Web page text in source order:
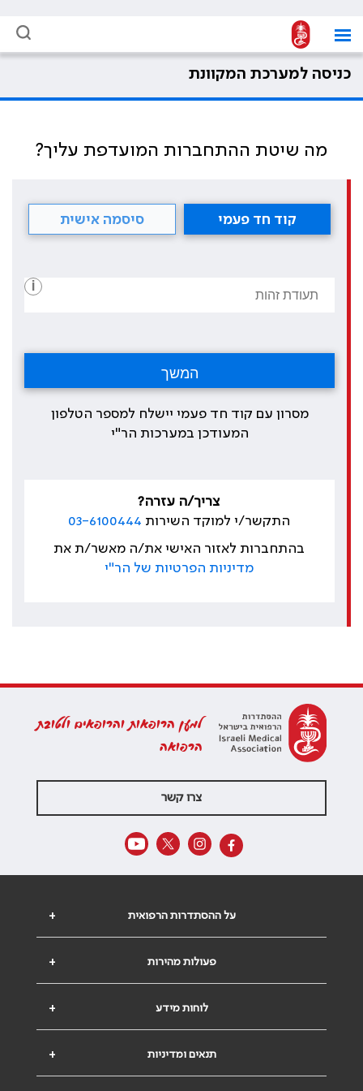
כניסה למערכת המקוונת
מה שיטת ההתחברות המועדפת עליך?
קוד חד פעמי סיסמה אישית
i
מסרון עם קוד חד פעמי יישלח למספר הטלפון
המעודכן במערכות הר"י
צריך/ה עזרה?
התקשר/י למוקד השירות 03-6100444
בהתחברות לאזור האישי את/ה מאשר/ת את
מדיניות הפרטיות של הר"י
למען הרופאות והרופאים ולטובת
הרפואה
צרו קשר
+ על ההסתדרות הרפואית
+ פעולות מהירות
+ לוחות מידע
+ תנאים ומדיניות